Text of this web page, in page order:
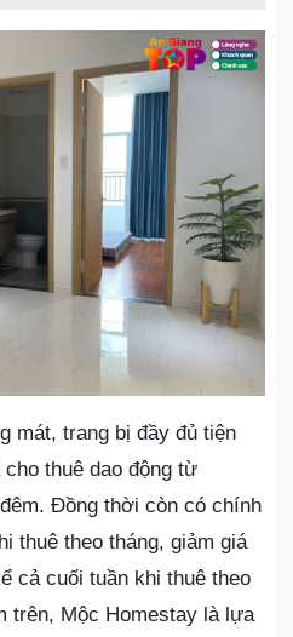
mát, trang bị đầy đủ tiện
thuê dao động từ
Đồng thời còn có chính
thuê theo tháng, giảm giá
cả cuối tuần khi thuê theo
trên, Mộc Homestay là lựa